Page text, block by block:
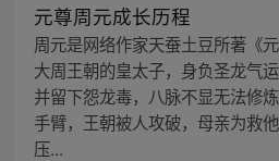
元尊周元成长历程
周元是网络作家天蚕土豆所著《
大周王朝的皇太子，身负圣龙气
并留下怨龙毒，八脉不显无法修
手臂，王朝被人攻破，母亲为救
压...